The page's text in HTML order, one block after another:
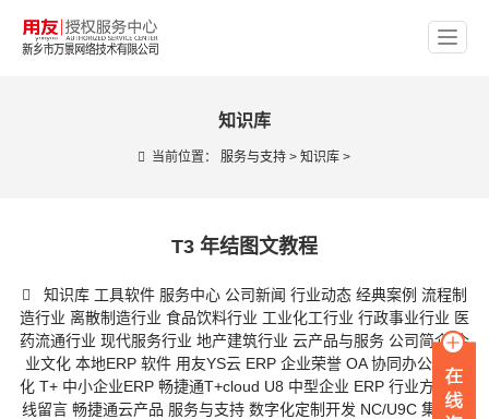
知识库
当前位置：服务与支持 >知识库 >
T3 年结图文教程
知识库 工具软件 服务中心 公司新闻 行业动态 经典案例 流程制
造行业 离散制造行业 食品饮料行业 工业化工行业 行政事业行业 医
药流通行业 现代服务行业 地产建筑行业 云产品与服务 公司简介 企
业文化 本地ERP 软件 用友YS云 ERP 企业荣誉 OA 协同办公数字
化 T+ 中小企业ERP 畅捷通T+cloud U8 中型企业 ERP 行业方案 在
线留言 畅捷通云产品 服务与支持 数字化定制开发 NC/U9C 集团数